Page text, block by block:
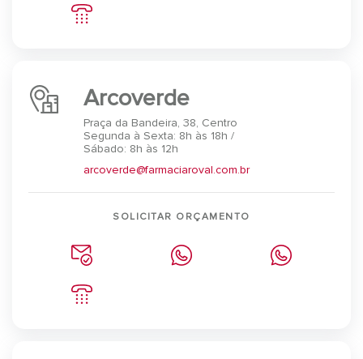
Arcoverde
Praça da Bandeira, 38, Centro
Segunda à Sexta: 8h às 18h /
Sábado: 8h às 12h
arcoverde@farmaciaroval.com.br
SOLICITAR ORÇAMENTO